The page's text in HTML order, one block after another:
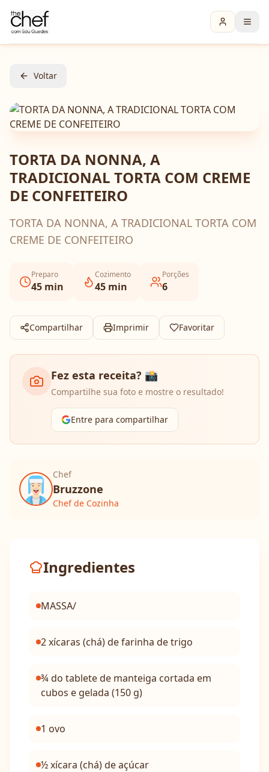
Voltar
TORTA DA NONNA, A
TRADICIONAL TORTA COM CREME
DE CONFEITEIRO
TORTA DA NONNA, A TRADICIONAL TORTA COM
CREME DE CONFEITEIRO
Preparo
45 min
Cozimento
45 min
Porções
6
Compartilhar Imprimir Favoritar
Fez esta receita? 📸
Compartilhe sua foto e mostre o resultado!
Entre para compartilhar
Chef
Bruzzone
Chef de Cozinha
Ingredientes
MASSA/
2 xícaras (chá) de farinha de trigo
¾ do tablete de manteiga cortada em
cubos e gelada (150 g)
1 ovo
½ xícara (chá) de açúcar